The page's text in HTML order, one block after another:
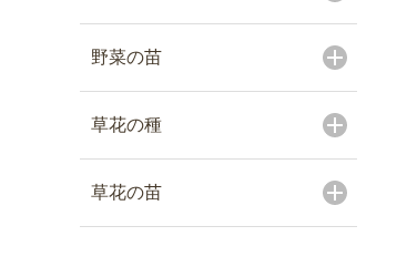
野菜の苗
草花の種
草花の苗